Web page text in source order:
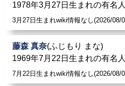
1978年3月27日生まれの有名
3月27日生まれwiki情報なし(2026/08/
藤森 真奈(ふじもり まな)
1969年7月22日生まれの有名
7月22日生まれwiki情報なし(2026/08/